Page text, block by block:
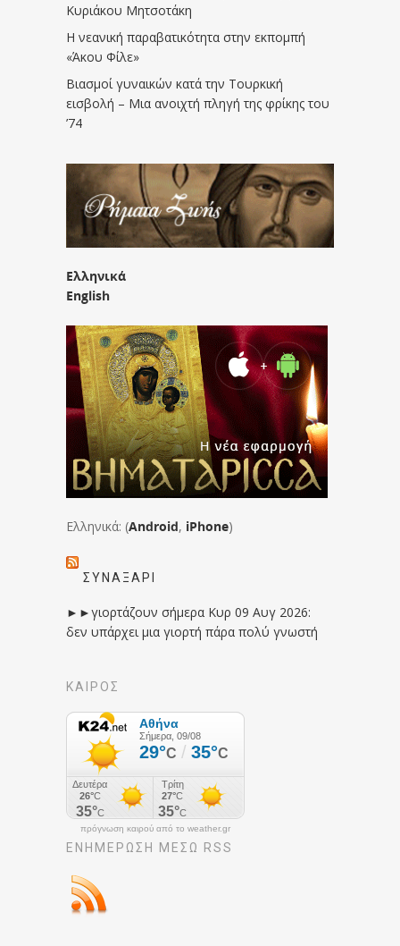
Κυριάκου Μητσοτάκη
Η νεανική παραβατικότητα στην εκπομπή
«Άκου Φίλε»
Βιασμοί γυναικών κατά την Τουρκική
εισβολή – Μια ανοιχτή πληγή της φρίκης του
’74
Ελληνικά
English
Ελληνικά: (Android, iPhone)
ΣΥΝΑΞΆΡΙ
►►γιορτάζουν σήμερα Κυρ 09 Αυγ 2026:
δεν υπάρχει μια γιορτή πάρα πολύ γνωστή
ΚΑΙΡΟΣ
πρόγνωση καιρού από το weather.gr
ΕΝΗΜΈΡΩΣΉ ΜΕΣΩ RSS